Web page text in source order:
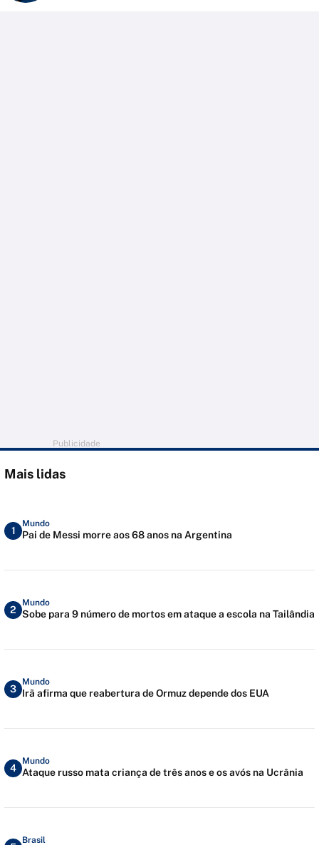
Publicidade
Mais lidas
1
Mundo
Pai de Messi morre aos 68 anos na Argentina
2
Mundo
Sobe para 9 número de mortos em ataque a escola na Tailândia
3
Mundo
Irã afirma que reabertura de Ormuz depende dos EUA
4
Mundo
Ataque russo mata criança de três anos e os avós na Ucrânia
Brasil